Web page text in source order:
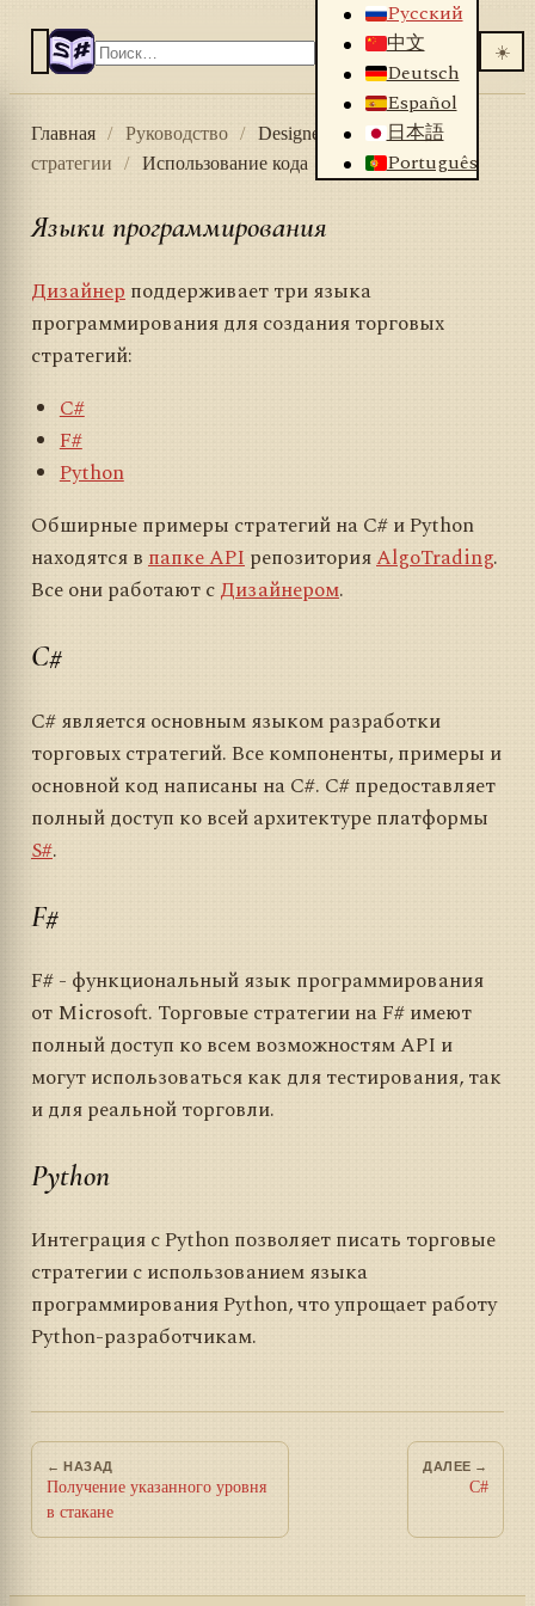
Русский
中文
Deutsch
Español
日本語
Português
☀️
Главная / Руководство / Designer
Создание
стратегии
/ Использование кода
Языки программирования
Дизайнерподдерживает три языка
программирования для создания торговых
стратегий:
C#
F#
Python
Обширные примеры стратегий на C# и Python
находятся впапке APIрепозиторияAlgoTrading.
Все они работают сДизайнером.
C#
C# является основным языком разработки
торговых стратегий. Все компоненты, примеры и
основной код написаны на C#. C# предоставляет
полный доступ ко всей архитектуре платформы
S#.
F#
F# - функциональный язык программирования
от Microsoft. Торговые стратегии на F# имеют
полный доступ ко всем возможностям API и
могут использоваться как для тестирования, так
и для реальной торговли.
Python
Интеграция с Python позволяет писать торговые
стратегии с использованием языка
программирования Python, что упрощает работу
Python-разработчикам.
← НАЗАД
Получение указанного уровня
в стакане
ДАЛЕЕ →
C#